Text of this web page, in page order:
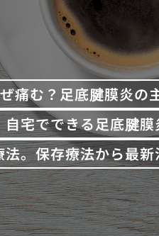
痛む？足底腱膜炎の
宅でできる足底腱
。保存療法から最